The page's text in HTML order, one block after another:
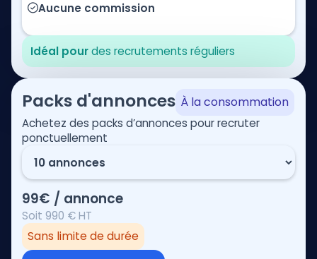
Aucune commission
Idéal pourdes recrutements réguliers
Packs d'annonces À la consommation
Achetez des packs d’annonces pour recruter
ponctuellement
99€ / annonce
Soit 990 € HT
Sans limite de durée